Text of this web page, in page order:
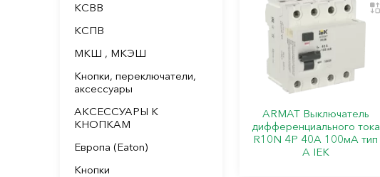
КСВВ
КСПВ
МКШ , МКЭШ
Кнопки, переключатели,
аксессуары
АКСЕССУАРЫ К
КНОПКАМ
Европа (Eaton)
Кнопки
ARMAT Выключатель
дифференциального тока
R10N 4P 40А 100мА тип
A IEK